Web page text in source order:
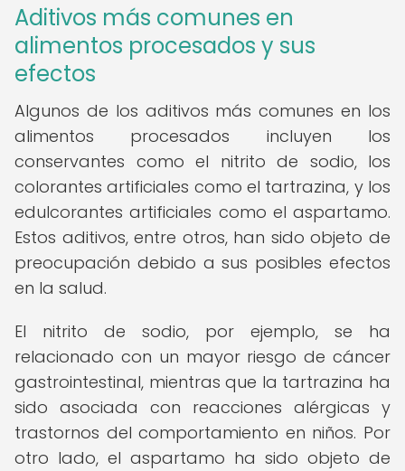
Aditivos más comunes en
alimentos procesados y sus
efectos
Algunos de los aditivos más comunes en los
alimentos procesados incluyen los
conservantes como el nitrito de sodio, los
colorantes artificiales como el tartrazina, y los
edulcorantes artificiales como el aspartamo.
Estos aditivos, entre otros, han sido objeto de
preocupación debido a sus posibles efectos
en la salud.
El nitrito de sodio, por ejemplo, se ha
relacionado con un mayor riesgo de cáncer
gastrointestinal, mientras que la tartrazina ha
sido asociada con reacciones alérgicas y
trastornos del comportamiento en niños. Por
otro lado, el aspartamo ha sido objeto de